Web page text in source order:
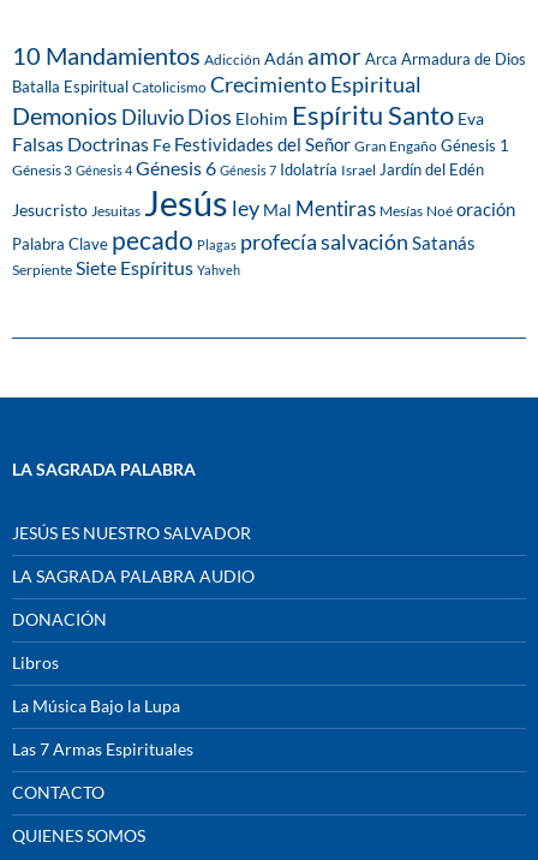
10 Mandamientos Adicción Adán amorArca Armadura de Dios
Batalla Espiritual Catolicismo Crecimiento Espiritual
Demonios DiluvioDios Elohim Espíritu Santo Eva
Falsas Doctrinas Fe Festividades del Señor Gran Engaño Génesis 1
Génesis 3 Génesis 4 Génesis 6 Génesis 7 Idolatría Israel Jardín del Edén
Jesucristo Jesuitas Jesús ley Mal Mentiras Mesías Noé oración
Palabra Clave pecado Plagas profecíasalvación Satanás
Serpiente Siete Espíritus Yahveh
LA SAGRADA PALABRA
JESÚS ES NUESTRO SALVADOR
LA SAGRADA PALABRA AUDIO
DONACIÓN
Libros
La Música Bajo la Lupa
Las 7 Armas Espirituales
CONTACTO
QUIENES SOMOS